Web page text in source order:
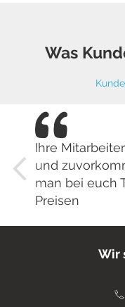
Was
Ihre
und
man bei euch
Preisen
Wir